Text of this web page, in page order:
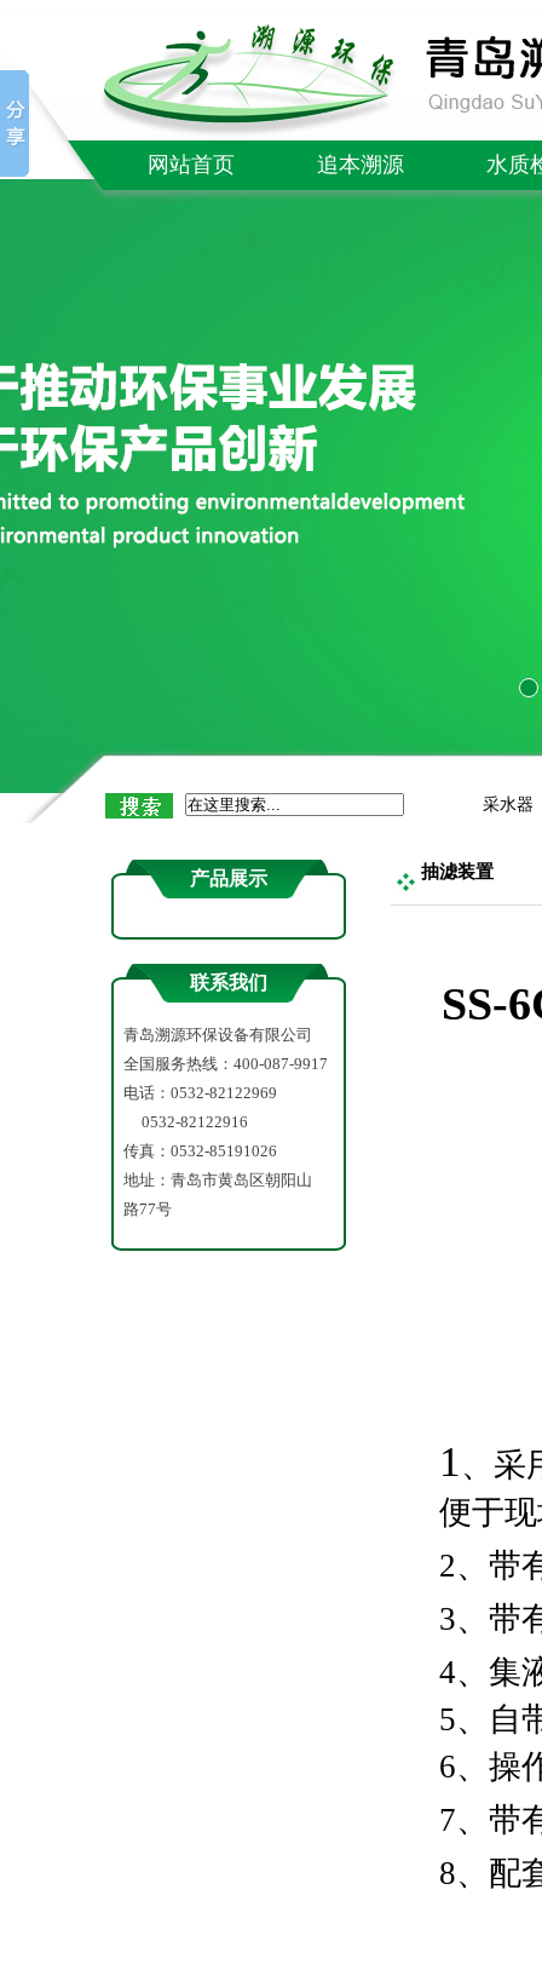
网站首页 追本溯源
成功案例
水质
COD
吹气
浊度
采水器
产品展示
联系我们
青岛溯源环保设备有限公司
全国服务热线：400-087-9917
电话：0532-82122969
0532-82122916
传真：0532-85191026
地址：青岛市黄岛区朝阳山
路77号
抽滤装置
SS-
1、采
便于
2、带
3、带
4、集
5、自
6、操
7、带
8、配